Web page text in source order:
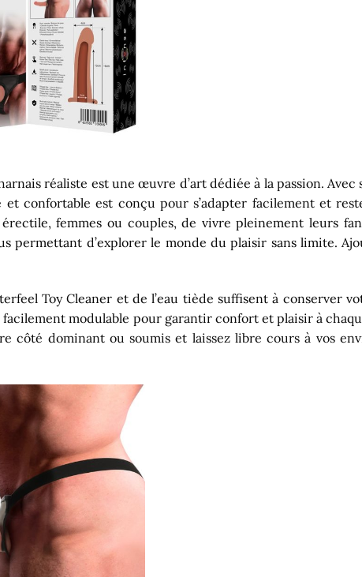
réaliste est une œuvre d’art dédiée à la passion.
confortable est conçu pour s’adapter facilement et
femmes ou couples, de vivre pleinement leurs
permettant d’explorer le monde du plaisir sans limite.
Toy Cleaner et de l’eau tiède suffisent à conserver
modulable pour garantir confort et plaisir à
côté dominant ou soumis et laissez libre cours à vos